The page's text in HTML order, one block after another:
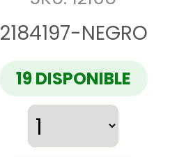
2184197-NEGRO
19 DISPONIBLE